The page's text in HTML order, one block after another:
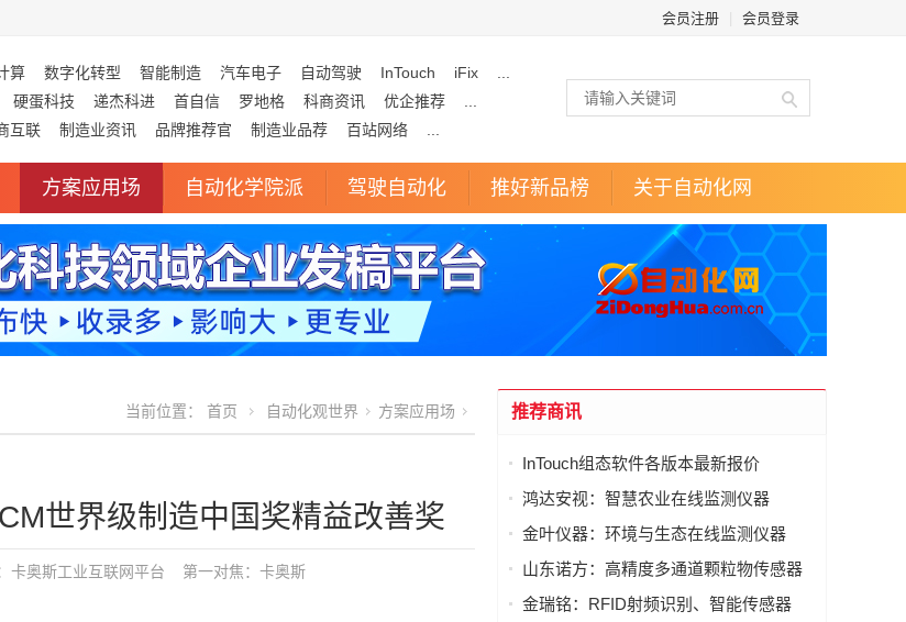
会员注册 会员登录
算 数字化转型 智能制造 汽车电子 自动驾驶 InTouch iFix
硬蛋科技 递杰科进 首自信 罗地格 科商资讯 优企推荐
互联 制造业资讯 品牌推荐官 制造业品荐 百站网络
方案应用场 自动化学院派 驾驶自动化 推好新品榜 关于自动化网
当前位置： 首页 自动化观世界 方案应用场
世界级制造中国奖精益改善奖
卡奥斯工业互联网平台 第一对焦： 卡奥斯
推荐商讯
InTouch组态软件各版本最新报价
鸿达安视：智慧农业在线监测仪器
金叶仪器：环境与生态在线监测仪器
山东诺方：高精度多通道颗粒物传感器
金瑞铭：RFID射频识别、智能传感器